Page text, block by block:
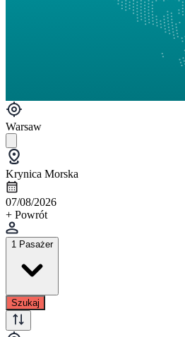
Warsaw
Krynica Morska
07/08/2026
+ Powrót
1 Pasażer
Szukaj